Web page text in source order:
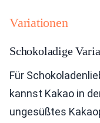
Variationen
Schokoladige
Für
kannst Kakao in
ungesüßtes